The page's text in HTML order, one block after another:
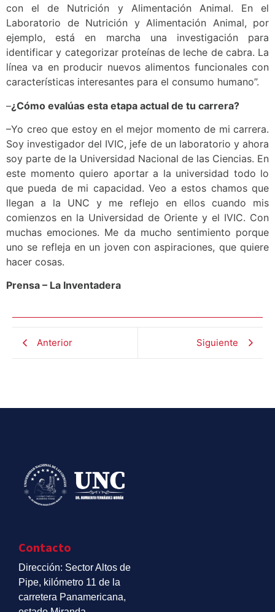
con el de Nutrición y Alimentación Animal. En el
Laboratorio de Nutrición y Alimentación Animal, por
ejemplo, está en marcha una investigación para
identificar y categorizar proteínas de leche de cabra. La
línea va en producir nuevos alimentos funcionales con
características interesantes para el consumo humano”.
–¿Cómo evalúas esta etapa actual de tu carrera?
–Yo creo que estoy en el mejor momento de mi carrera.
Soy investigador del IVIC, jefe de un laboratorio y ahora
soy parte de la Universidad Nacional de las Ciencias. En
este momento quiero aportar a la universidad todo lo
que pueda de mi capacidad. Veo a estos chamos que
llegan a la UNC y me reflejo en ellos cuando mis
comienzos en la Universidad de Oriente y el IVIC. Con
muchas emociones. Me da mucho sentimiento porque
uno se refleja en un joven con aspiraciones, que quiere
hacer cosas.
Prensa – La Inventadera
Anterior Siguiente
Contacto
Dirección: Sector Altos de
Pipe, kilómetro 11 de la
carretera Panamericana,